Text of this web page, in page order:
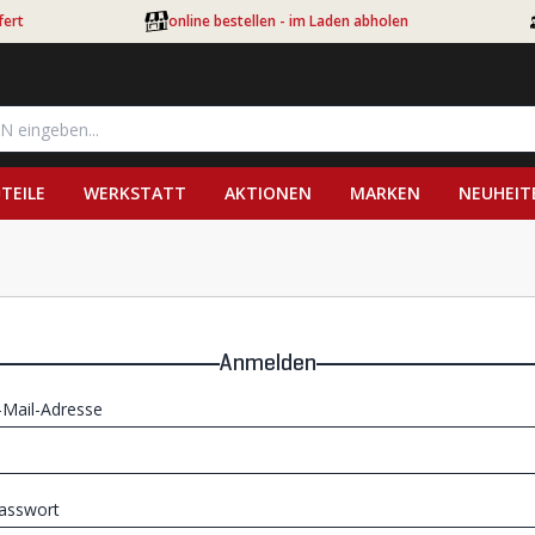
online bestellen - im Laden abholen
WERKSTATT AKTIONEN MARKEN
Anmelden
Mail-Adresse